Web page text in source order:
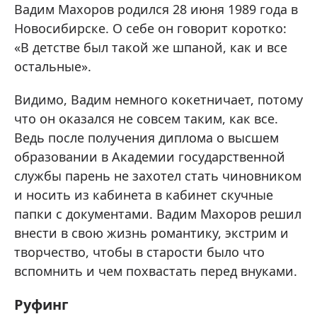
Вадим Махоров родился 28 июня 1989 года в
Новосибирске. О себе он говорит коротко:
«В детстве был такой же шпаной, как и все
остальные».
Видимо, Вадим немного кокетничает, потому
что он оказался не совсем таким, как все.
Ведь после получения диплома о высшем
образовании в Академии государственной
службы парень не захотел стать чиновником
и носить из кабинета в кабинет скучные
папки с документами. Вадим Махоров решил
внести в свою жизнь романтику, экстрим и
творчество, чтобы в старости было что
вспомнить и чем похвастать перед внуками.
Руфинг